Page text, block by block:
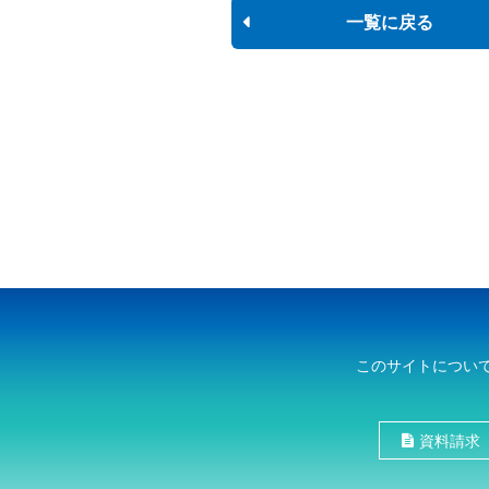
一覧に戻る
このサイトについ
資料請求